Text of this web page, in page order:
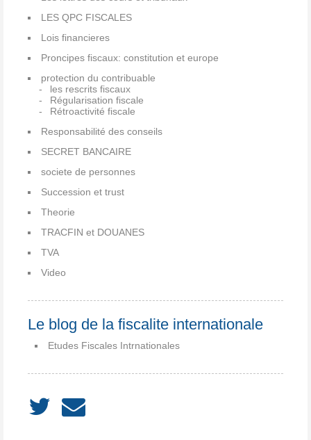
LES QPC FISCALES
Lois financieres
Proncipes fiscaux: constitution et europe
protection du contribuable
les rescrits fiscaux
Régularisation fiscale
Rétroactivité fiscale
Responsabilité des conseils
SECRET BANCAIRE
societe de personnes
Succession et trust
Theorie
TRACFIN et DOUANES
TVA
Video
Le blog de la fiscalite internationale
Etudes Fiscales Intrnationales